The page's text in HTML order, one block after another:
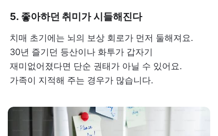
5. 좋아하던 취미가 시들해진다
치매 초기에는 뇌의 보상 회로가 먼저 둘해져요.
30년 즐기던 등산이나 화투가 갑자기
재미없어졌다면 단순 권태가 아닐 수 있어요.
가족이 지적해 주는 경우가 많습니다.